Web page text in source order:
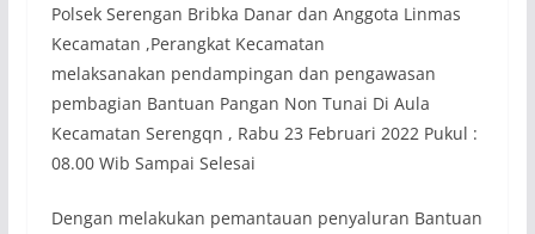
Polsek Serengan Bribka Danar dan Anggota Linmas
Kecamatan ,Perangkat Kecamatan
melaksanakan pendampingan dan pengawasan
pembagian Bantuan Pangan Non Tunai Di Aula
Kecamatan Serengqn , Rabu 23 Februari 2022 Pukul :
08.00 Wib Sampai Selesai
Dengan melakukan pemantauan penyaluran Bantuan